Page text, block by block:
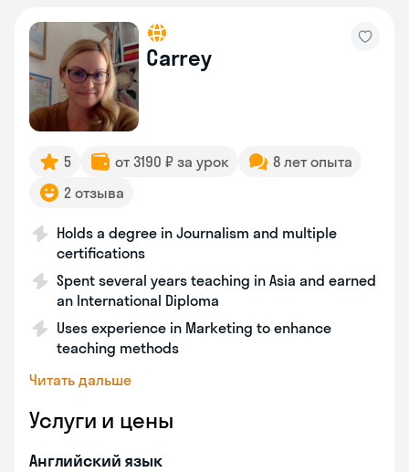
Carrey
5 от 3190 ₽ за урок
8 лет опыта
2 отзыва
Holds a degree in Journalism and multiple
certifications
Spent several years teaching in Asia and earned
an International Diploma
Uses experience in Marketing to enhance
teaching methods
Читать дальше
Услуги и цены
Английский язык